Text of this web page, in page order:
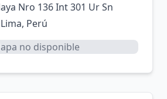
Nro 136 Int 301 Ur Sn
Perú
no disponible